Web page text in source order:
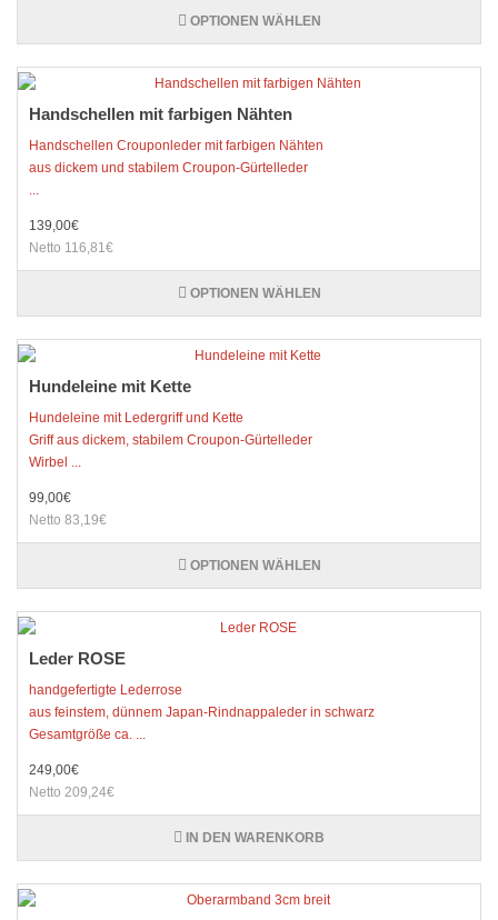
OPTIONEN WÄHLEN
Handschellen mit farbigen Nähten
Handschellen Crouponleder mit farbigen Nähten
aus dickem und stabilem Croupon-Gürtelleder
...
139,00€
Netto 116,81€
OPTIONEN WÄHLEN
Hundeleine mit Kette
Hundeleine mit Ledergriff und Kette
Griff aus dickem, stabilem Croupon-Gürtelleder
Wirbel ...
99,00€
Netto 83,19€
OPTIONEN WÄHLEN
Leder ROSE
handgefertigte Lederrose
aus feinstem, dünnem Japan-Rindnappaleder in schwarz
Gesamtgröße ca. ...
249,00€
Netto 209,24€
IN DEN WARENKORB